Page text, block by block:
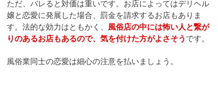
ただ、バレると対価は重いです。お店によってはデリヘル
嬢と恋愛に発展した場合、罰金を請求するお店もありま
す。法的な効力はともかく、 風俗店の中には怖い人と繋が
りのあるお店もあるので、気を付けた方がよさそうです。
風俗業同士の恋愛は細心の注意を払いましょう。